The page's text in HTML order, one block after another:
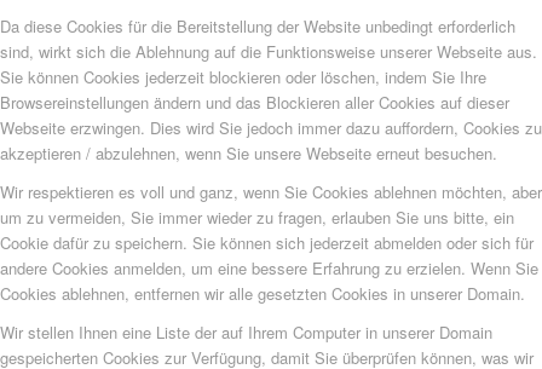
Da diese Cookies für die Bereitstellung der Website unbedingt erforderlich
sind, wirkt sich die Ablehnung auf die Funktionsweise unserer Webseite aus.
Sie können Cookies jederzeit blockieren oder löschen, indem Sie Ihre
Browsereinstellungen ändern und das Blockieren aller Cookies auf dieser
Webseite erzwingen. Dies wird Sie jedoch immer dazu auffordern, Cookies zu
akzeptieren / abzulehnen, wenn Sie unsere Webseite erneut besuchen.
Wir respektieren es voll und ganz, wenn Sie Cookies ablehnen möchten, aber
um zu vermeiden, Sie immer wieder zu fragen, erlauben Sie uns bitte, ein
Cookie dafür zu speichern. Sie können sich jederzeit abmelden oder sich für
andere Cookies anmelden, um eine bessere Erfahrung zu erzielen. Wenn Sie
Cookies ablehnen, entfernen wir alle gesetzten Cookies in unserer Domain.
Wir stellen Ihnen eine Liste der auf Ihrem Computer in unserer Domain
gespeicherten Cookies zur Verfügung, damit Sie überprüfen können, was wir